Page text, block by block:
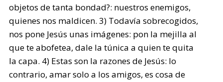
objetos de tanta bondad?: nuestros enemigos,
quienes nos maldicen. 3) Todavía sobrecogidos,
nos pone Jesús unas imágenes: pon la mejilla al
que te abofetea, dale la túnica a quien te quita
la capa. 4) Estas son la razones de Jesús: lo
contrario, amar solo a los amigos, es cosa de